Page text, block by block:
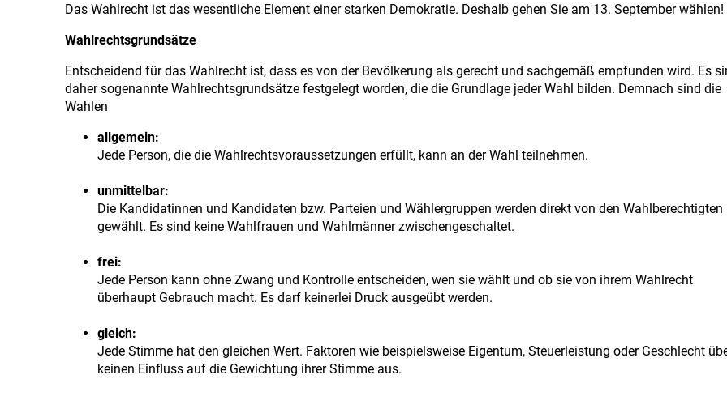
Das Wahlrecht ist das wesentliche Element einer starken Demokratie. Deshalb gehen Sie am 13. September wählen!
Wahlrechtsgrundsätze
Entscheidend für das Wahlrecht ist, dass es von der Bevölkerung als gerecht und sachgemäß empfunden wird. Es
daher sogenannte Wahlrechtsgrundsätze festgelegt worden, die die Grundlage jeder Wahl bilden. Demnach sind die
Wahlen
allgemein:
Jede Person, die die Wahlrechtsvoraussetzungen erfüllt, kann an der Wahl teilnehmen.
unmittelbar:
Die Kandidatinnen und Kandidaten bzw. Parteien und Wählergruppen werden direkt von den Wahlberechtigten
gewählt. Es sind keine Wahlfrauen und Wahlmänner zwischengeschaltet.
frei:
Jede Person kann ohne Zwang und Kontrolle entscheiden, wen sie wählt und ob sie von ihrem Wahlrecht
überhaupt Gebrauch macht. Es darf keinerlei Druck ausgeübt werden.
gleich:
Jede Stimme hat den gleichen Wert. Faktoren wie beispielsweise Eigentum, Steuerleistung oder Geschlecht
keinen Einfluss auf die Gewichtung ihrer Stimme aus.